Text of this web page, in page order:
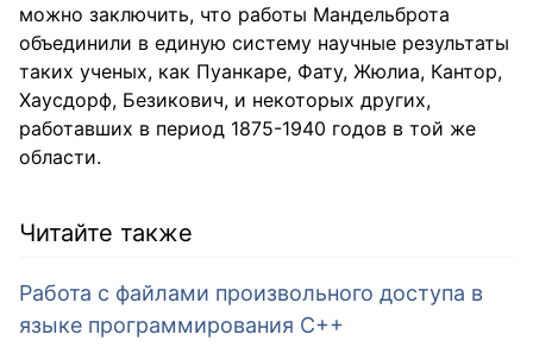
можно заключить, что работы Мандельброта
объединили в единую систему научные результаты
таких ученых, как Пуанкаре, Фату, Жюлиа, Кантор,
Хаусдорф, Безикович, и некоторых других,
работавших в период 1875-1940 годов в той же
области.
Читайте также
Работа с файлами произвольного доступа в
языке программирования C++